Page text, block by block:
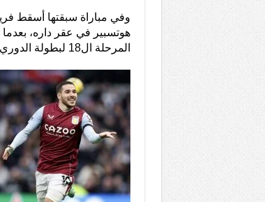
وفي مباراة سبقتها أسقط
المرحلة ال18 لبطولة الدوري الإنجليزي الممتاز لكرة القدم.